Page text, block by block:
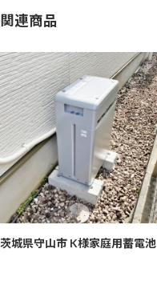
関連商品
茨城県守山市 K様家庭用蓄電池